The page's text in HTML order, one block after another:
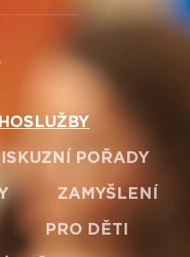
POŘADY
ZAMYŠLENÍ
PRO DĚTI